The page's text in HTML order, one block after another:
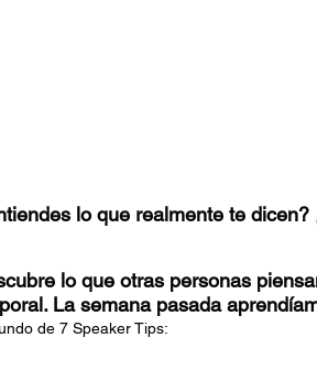
lo que realmente te
lo que otras personas
La semana pasada
de 7 Speaker Tips: